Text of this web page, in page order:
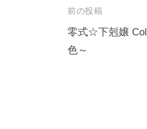
投
稿
ナ
前の投稿
零式☆下剋嬢
色～